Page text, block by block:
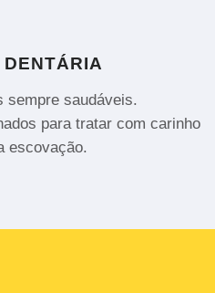
sempre saudáveis.
para tratar com carinho
escovação.